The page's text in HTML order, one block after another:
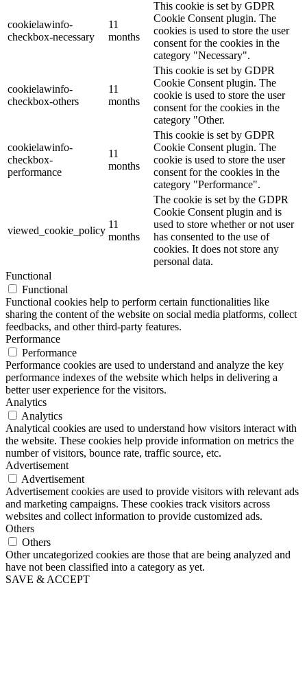
cookielawinfo-
checkbox-necessary
11
months
This cookie is set by GDPR
Cookie Consent plugin. The
cookies is used to store the user
consent for the cookies in the
category "Necessary".
cookielawinfo-
checkbox-others
11
months
This cookie is set by GDPR
Cookie Consent plugin. The
cookie is used to store the user
consent for the cookies in the
category "Other.
cookielawinfo-
checkbox-
performance
11
months
This cookie is set by GDPR
Cookie Consent plugin. The
cookie is used to store the user
consent for the cookies in the
category "Performance".
viewed_cookie_policy
11
months
The cookie is set by the GDPR
Cookie Consent plugin and is
used to store whether or not user
has consented to the use of
cookies. It does not store any
personal data.
Functional
Functional
Functional cookies help to perform certain functionalities like
sharing the content of the website on social media platforms, collect
feedbacks, and other third-party features.
Performance
Performance
Performance cookies are used to understand and analyze the key
performance indexes of the website which helps in delivering a
better user experience for the visitors.
Analytics
Analytics
Analytical cookies are used to understand how visitors interact with
the website. These cookies help provide information on metrics the
number of visitors, bounce rate, traffic source, etc.
Advertisement
Advertisement
Advertisement cookies are used to provide visitors with relevant ads
and marketing campaigns. These cookies track visitors across
websites and collect information to provide customized ads.
Others
Others
Other uncategorized cookies are those that are being analyzed and
have not been classified into a category as yet.
SAVE & ACCEPT